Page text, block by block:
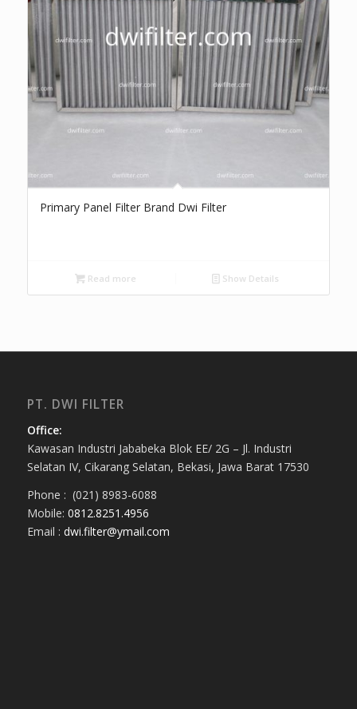
Primary Panel Filter Brand Dwi Filter
Read more Show Details
PT. DWI FILTER
Office:
Kawasan Industri Jababeka Blok EE/ 2G – Jl. Industri
Selatan IV, Cikarang Selatan, Bekasi, Jawa Barat 17530
Phone : (021) 8983-6088
Mobile: 0812.8251.4956
Email : dwi.filter@ymail.com